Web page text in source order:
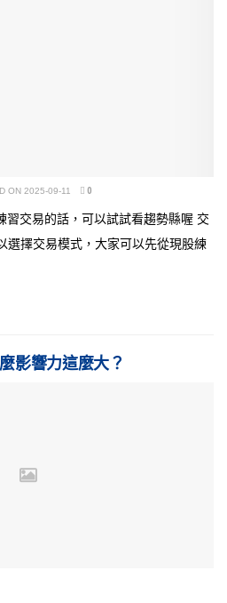
ON 2025-09-11 0
交易的話，可以試試看趨勢縣喔 交
選擇交易模式，大家可以先從現股練
影響力這麼大？